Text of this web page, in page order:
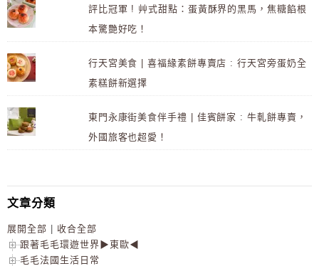
評比冠軍 ! 艸式甜點：蛋黃酥界的黑馬，焦糖餡根
本驚艷好吃！
行天宮美食 | 喜福緣素餅專賣店 : 行天宮旁蛋奶全
素糕餅新選擇
東門永康街美食伴手禮 | 佳賓餅家 : 牛軋餅專賣，
外國旅客也超愛！
文章分類
展開全部
收合全部
跟著毛毛環遊世界▶東歐◀
毛毛法國生活日常